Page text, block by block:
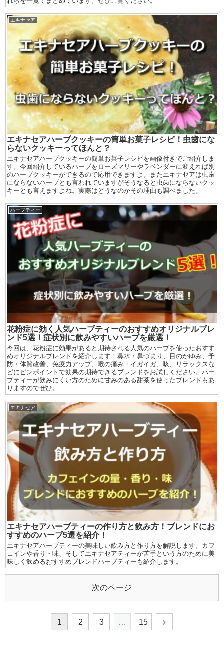
エキナセア
エキナセアハーブクッキーの簡単お菓子レシピ！虫歯にな
らないクッキーってほんと？
エキナセアハーブクッキーの簡単お菓子レシピを画像付きでご紹介しま
す。今回紹介しているハーブをローズマリーやラベンダーに変えれば別
のハーブクッキーができるので応用できますよ。またエキナセアは虫歯
にならないハーブとも言われていますがそうなると虫歯にならないクッ
キーとも言えますよね。実際はどうなのかその理由も調べました。
ハーブティー
花粉症に効く人気ハーブティーのおすすめオリジナルブレ
ンド5選！症状別に飲みやすいハーブを厳選！
今回は、花粉症に効果があると期待される人気のハーブを使ったおすす
めオリジナルブレンドを紹介します！鼻水・鼻づまり、目のかゆみ、予
防・体質改善、免疫力アップ、喉の痛み・イガイガ、咳、リラックスな
どにピンポイントで効果の期待できるブレンドをお試しください。ハー
ブティーが飲みにくい方のために甘みのある甜茶を使ったブレンドもあ
りますのでぜひ。
エキナセア
エキナセアハーブティーの作り方と飲み方！ブレンドにお
すすめのハーブ5選を紹介！
エキナセアハーブティーの美味しい飲み方と作り方を解説します。カフ
ェインや香り・味、そしてエキナセアティーが苦手という方のために美
味しく飲めるおすすめブレンドハーブティーも紹介します。
次のページ
1 2 3 … 15